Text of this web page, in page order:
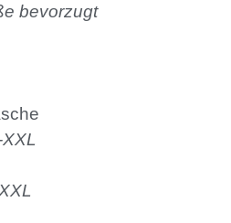
bevorzugt